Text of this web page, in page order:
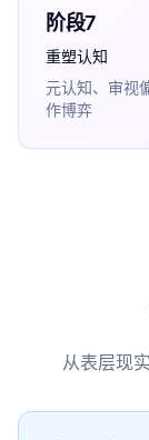
阶段7
重塑认知
元认知、审视
作博弈
从表层现